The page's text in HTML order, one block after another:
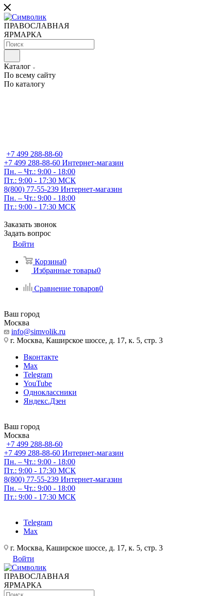
ПРАВОСЛАВНАЯ
ЯРМАРКА
Каталог
По всему сайту
По каталогу
+7 499 288-88-60
+7 499 288-88-60 Интернет-магазин
Пн. – Чт.: 9:00 - 18:00
Пт.: 9:00 - 17:30 МСК
8(800) 77-55-239 Интернет-магазин
Пн. – Чт.: 9:00 - 18:00
Пт.: 9:00 - 17:30 МСК
Заказать звонок
Задать вопрос
Войти
Корзина0
Избранные товары0
Сравнение товаров0
Ваш город
Москва
info@simvolik.ru
г. Москва, Каширское шоссе, д. 17, к. 5, стр. 3
Вконтакте
Max
Telegram
YouTube
Одноклассники
Яндекс.Дзен
Ваш город
Москва
+7 499 288-88-60
+7 499 288-88-60 Интернет-магазин
Пн. – Чт.: 9:00 - 18:00
Пт.: 9:00 - 17:30 МСК
8(800) 77-55-239 Интернет-магазин
Пн. – Чт.: 9:00 - 18:00
Пт.: 9:00 - 17:30 МСК
Telegram
Max
г. Москва, Каширское шоссе, д. 17, к. 5, стр. 3
Войти
ПРАВОСЛАВНАЯ
ЯРМАРКА